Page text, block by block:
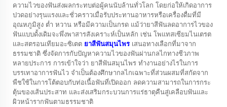
ความไวของฟันส่งผลกระทบต่อผู้คนนับล้านทั่วโลก โดยก่อให้เกิดอาการ
ปวดอย่างรุนแรงและชั่วคราวเมื่อรับประทานอาหารหรือเครื่องดื่มที่มี
อุณหภูมิสูง ต่ำ หวาน หรือมีความเป็นกรด แม้ว่ายาสีฟันลดอาการไวของ
ฟันแบบดั้งเดิมจะพึ่งพาสารสังเคราะห์เป็นหลัก เช่น โพแทสเซียมไนเตรต
และสตรอนเทียมอะซิเตต ยาสีฟันสมุนไพร เสนอทางเลือกที่มาจาก
ธรรมชาติ ซึ่งจัดการกับปัญหาความไวของฟันผ่านกลไกทางชีวภาพ
หลายประการ การเข้าใจว่า ยาสีฟันสมุนไพร ทำงานอย่างไรในการ
บรรเทาอาการฟันไว จำเป็นต้องศึกษากลไกเฉพาะที่ส่วนผสมที่สกัดจาก
พืชใช้ในการโต้ตอบกับท่อเนื้อฟันที่เปิดออก ลดความสามารถในการกระ
ตุ้นของเส้นประสาท และส่งเสริมกระบวนการแร่ธาตุคืนสู่เคลือบฟันและ
ผิวหน้ารากฟันตามธรรมชาติ